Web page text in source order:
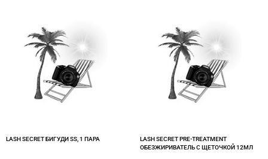
LASH SECRET БИГУДИ SS, 1 ПАРА
LASH SECRET PRE-TREATMENT
ОБЕЗЖИРИВАТЕЛЬ С ЩЕТОЧКОЙ 12МЛ